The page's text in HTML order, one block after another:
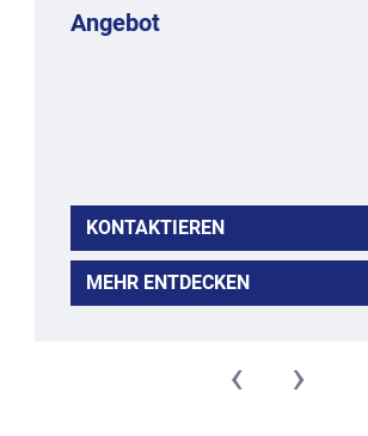
Angebot
KONTAKTIEREN
MEHR ENTDECKEN
‹ ›